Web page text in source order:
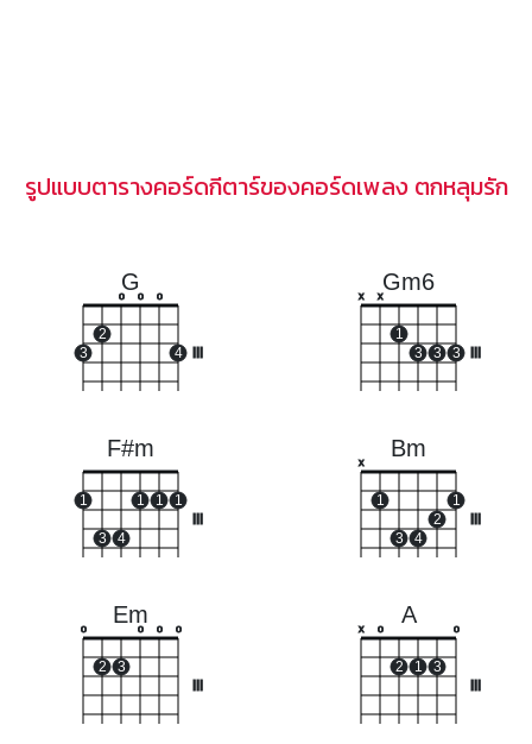
รูปแบบตารางคอร์ดกีตาร์ของคอร์ดเพลง ตกหลุมรัก
G
3
2
o o o
4
Gm6
x x
1
3
3 3
F#m
1
3 4
1 1 1
Bm
x
1
3 4
2
1
Em
o
2 3
o o o
A
x o
2 1 3
o